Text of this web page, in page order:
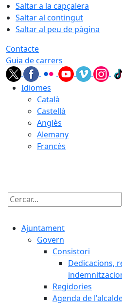
Saltar a la capçalera
Saltar al contingut
Saltar al peu de pàgina
Contacte
Guia de carrers
Idiomes
Català
Castellà
Anglès
Alemany
Francès
Cercar:
Ajuntament
Govern
Consistori
Dedicacions,
Regidories
Agenda de